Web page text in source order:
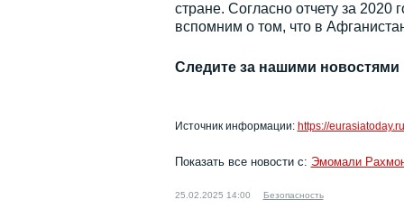
стране. Согласно отчету за
вспомним о том, что в
Следите за нашими новостями
Источник информации: https://
Показать все новости с: Эмомали
25.02.2025 14:00 Безопасность